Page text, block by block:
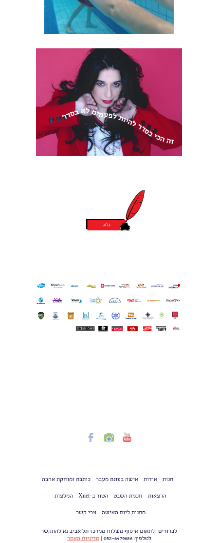
חנות אודות אישה בעונת מעבר כותבת ומוחקת אהבה
הרצאות חכמת השבט הטור ב-Xnet המלצות
מתנות ליום האישה צרי קשר
לברורים ולתאום איסוף משלוח ממרכז תל אביב נא להתקשר
לטלפון: 052-6479686 |
מדיניות האתר